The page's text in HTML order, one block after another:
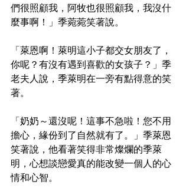
們很照顧我，阿牧也很照顧我，我沒什
麼事啊！」季菀菀笑著說。
「萊恩啊！萊明這小子都交女朋友了，
你呢？有沒有遇到喜歡的女孩子？」季
老夫人說，季萊明在一旁有點得意的笑
著。
「奶奶～還沒呢！這事不急啦！您不用
擔心，緣份到了自然就有了。」季萊恩
笑著說，他看著笑得非常燦爛的季萊
明，心想談戀愛真的能改變一個人的心
情和心智。